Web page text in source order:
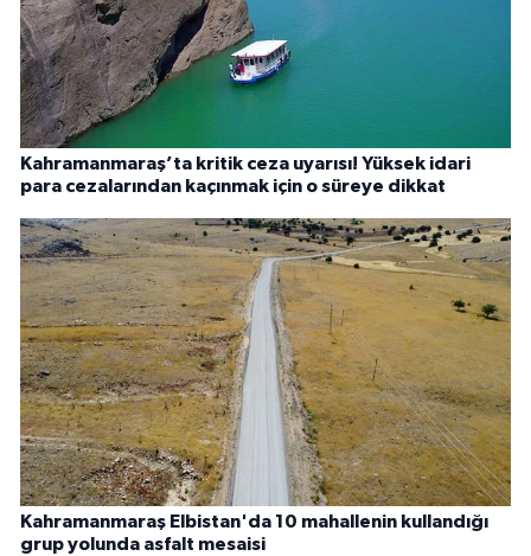
Kahramanmaraş’ta kritik ceza uyarısı! Yüksek idari
para cezalarından kaçınmak için o süreye dikkat
Kahramanmaraş Elbistan'da 10 mahallenin kullandığı
grup yolunda asfalt mesaisi